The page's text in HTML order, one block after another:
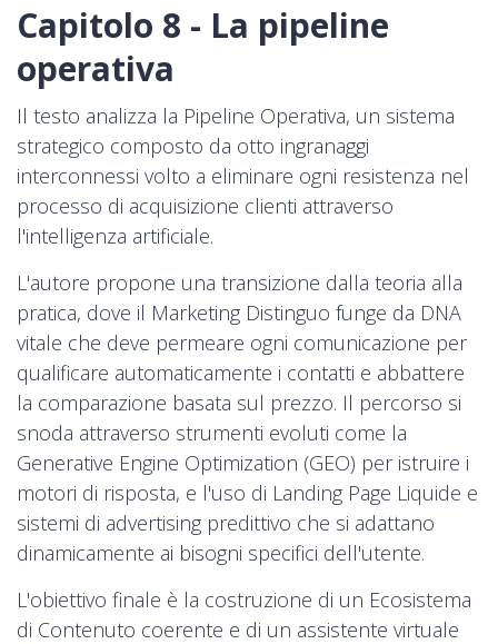
Capitolo 8 - La pipeline
operativa
Il testo analizza la Pipeline Operativa, un sistema
strategico composto da otto ingranaggi
interconnessi volto a eliminare ogni resistenza nel
processo di acquisizione clienti attraverso
l'intelligenza artificiale.
L'autore propone una transizione dalla teoria alla
pratica, dove il Marketing Distinguo funge da DNA
vitale che deve permeare ogni comunicazione per
qualificare automaticamente i contatti e abbattere
la comparazione basata sul prezzo. Il percorso si
snoda attraverso strumenti evoluti come la
Generative Engine Optimization (GEO) per istruire i
motori di risposta, e l'uso di Landing Page Liquide e
sistemi di advertising predittivo che si adattano
dinamicamente ai bisogni specifici dell'utente.
L'obiettivo finale è la costruzione di un Ecosistema
di Contenuto coerente e di un assistente virtuale